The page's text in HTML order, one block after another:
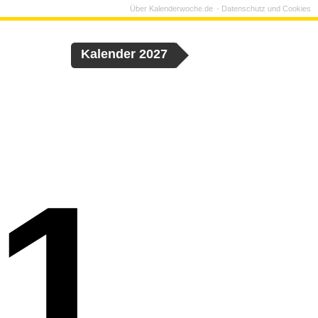
Kalender 2027
Über Kalenderwoche.de Datenschutz und Cookies